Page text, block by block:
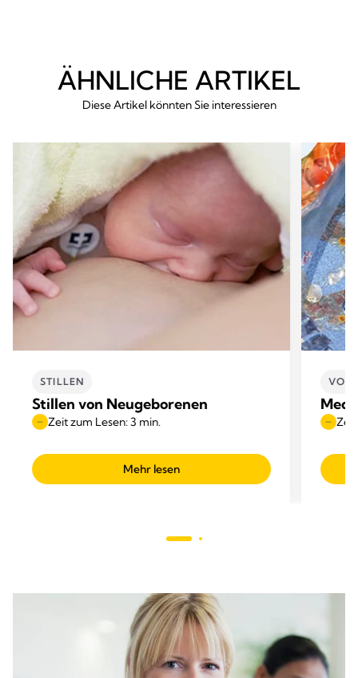
ÄHNLICHE ARTIKEL
Diese Artikel könnten Sie interessieren
STILLEN
Stillen von Neugeborenen
Zeit zum Lesen: 3 min.
Mehr lesen
Zeit